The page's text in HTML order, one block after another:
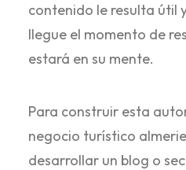
contenido le resulta útil
llegue el momento de
estará en su mente.
Para construir esta
negocio turístico
desarrollar un blog o